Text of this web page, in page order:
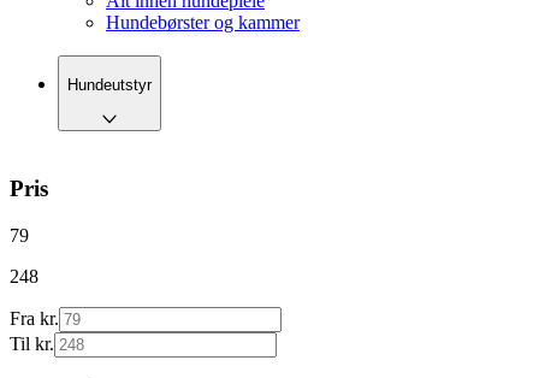
Hundebørster og kammer
Hundeutstyr
Pris
79
248
Fra kr.
Til kr.